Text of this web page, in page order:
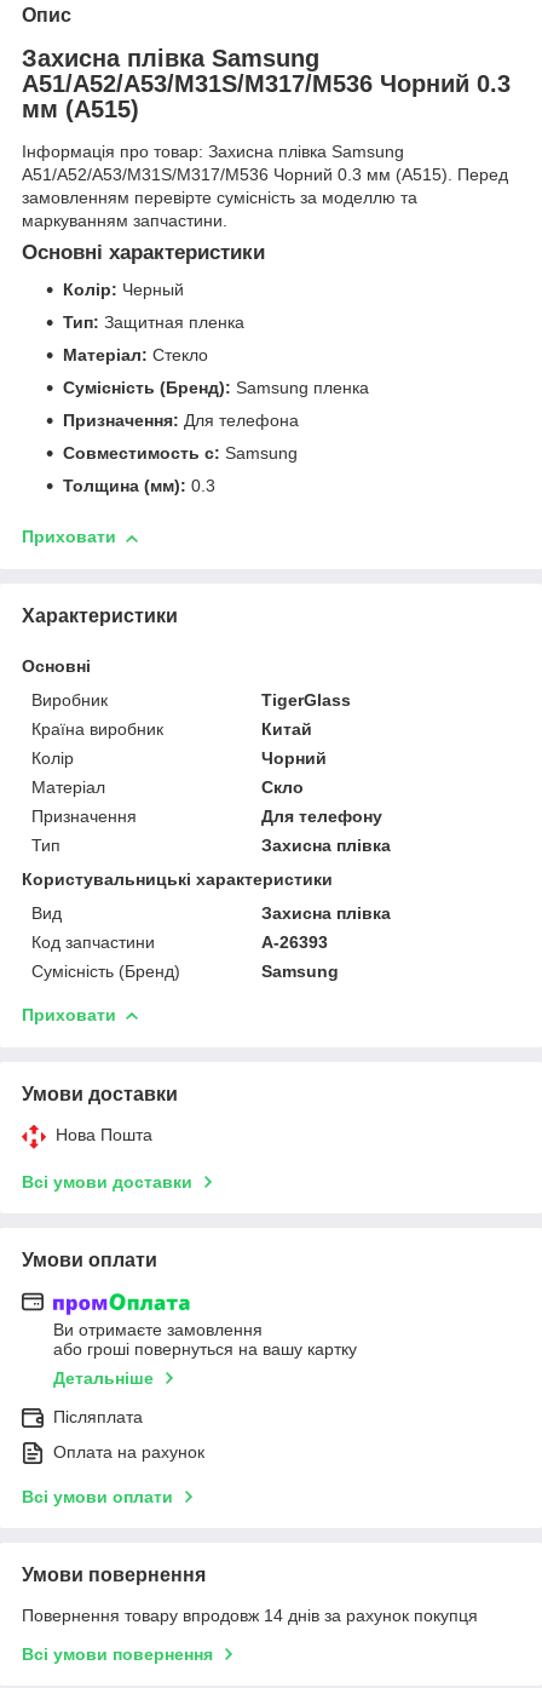
Опис
Захисна плівка Samsung
A51/A52/A53/M31S/M317/M536 Чорний 0.3
мм (A515)
Інформація про товар: Захисна плівка Samsung
A51/A52/A53/M31S/M317/M536 Чорний 0.3 мм (A515). Перед
замовленням перевірте сумісність за моделлю та
маркуванням запчастини.
Основні характеристики
Колір: Черный
Тип: Защитная пленка
Матеріал: Стекло
Сумісність (Бренд): Samsung пленка
Призначення: Для телефона
Совместимость с: Samsung
Толщина (мм): 0.3
Приховати
Характеристики
Основні
Виробник
TigerGlass
Країна виробник
Китай
Колір
Чорний
Матеріал
Скло
Призначення
Для телефону
Тип
Захисна плівка
Користувальницькі характеристики
Вид
Захисна плівка
Код запчастини
A-26393
Сумісність (Бренд)
Samsung
Приховати
Умови доставки
Нова Пошта
Всі умови доставки
Умови оплати
Ви отримаєте замовлення
або гроші повернуться на вашу картку
Детальніше
Післяплата
Оплата на рахунок
Всі умови оплати
Умови повернення
Повернення товару впродовж 14 днів за рахунок покупця
Всі умови повернення